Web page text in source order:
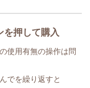
を押して購入
使用有無の操作は問
でを繰り返すと